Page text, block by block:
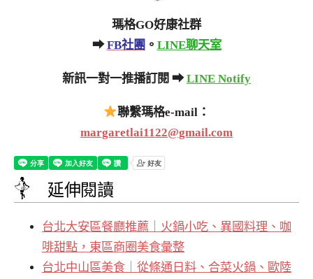
瑪格GO好康社群
➡FB社團 。 LINE聊天室
新訊一對一推播訂閱 ➡LINE Notify
聯繫瑪格e-mail：
margaretlai1122@gmail.com
延伸閱讀
台北大安區餐廳推薦｜火鍋小吃、異國料理、咖
啡甜點，東區商圈美食彙整
台北中山區美食｜從條通日料、合菜火鍋、歐陸